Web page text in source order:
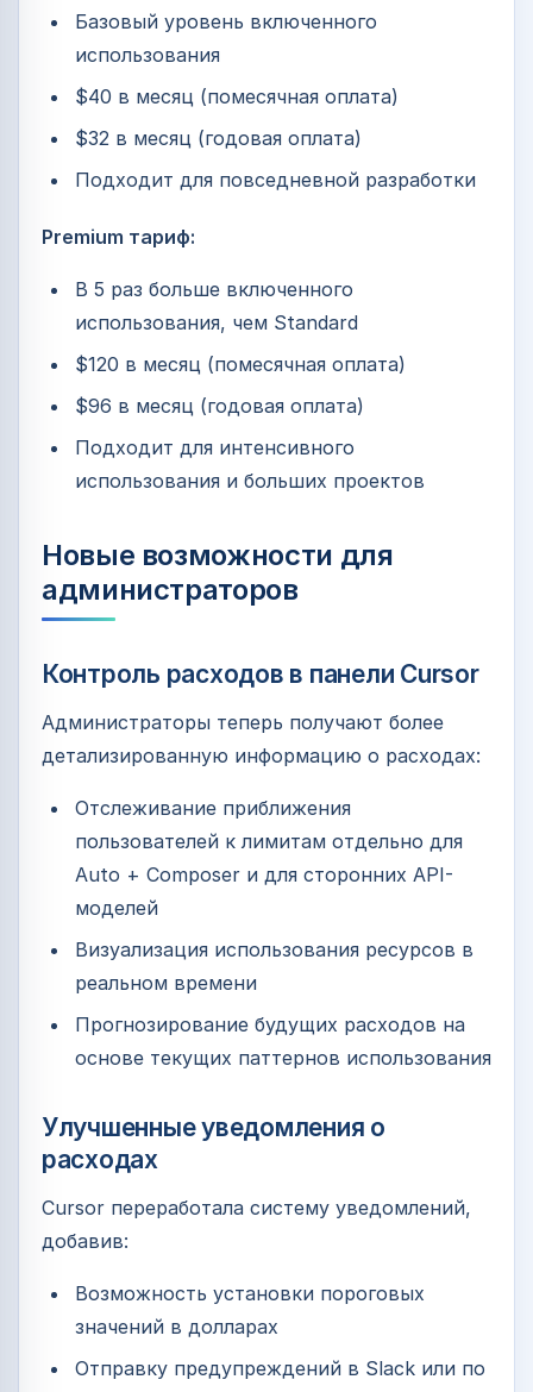
Базовый уровень включенного
использования
$40 в месяц (помесячная оплата)
$32 в месяц (годовая оплата)
Подходит для повседневной разработки
Premium тариф:
В 5 раз больше включенного
использования, чем Standard
$120 в месяц (помесячная оплата)
$96 в месяц (годовая оплата)
Подходит для интенсивного
использования и больших проектов
Новые возможности для
администраторов
Контроль расходов в панели Cursor
Администраторы теперь получают более
детализированную информацию о расходах:
Отслеживание приближения
пользователей к лимитам отдельно для
Auto + Composer и для сторонних API-
моделей
Визуализация использования ресурсов в
реальном времени
Прогнозирование будущих расходов на
основе текущих паттернов использования
Улучшенные уведомления о
расходах
Cursor переработала систему уведомлений,
добавив:
Возможность установки пороговых
значений в долларах
Отправку предупреждений в Slack или по